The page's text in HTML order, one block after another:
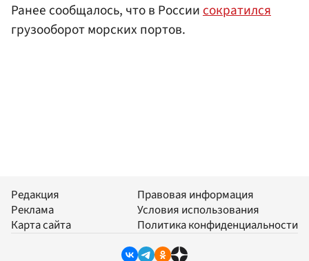
Ранее сообщалось, что в Россиисократился
грузооборот морских портов.
Редакция
Реклама
Карта сайта
Правовая информация
Условия использования
Политика конфиденциальности